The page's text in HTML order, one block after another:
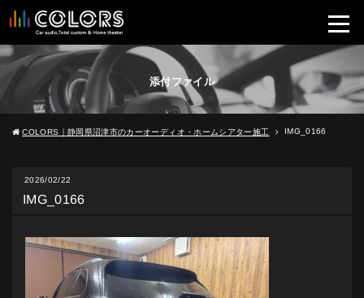
添付ファイル
COLORS｜静岡県沼津市のカーオーディオ・ホームシアター施工 IMG_0166
2026/02/22
IMG_0166